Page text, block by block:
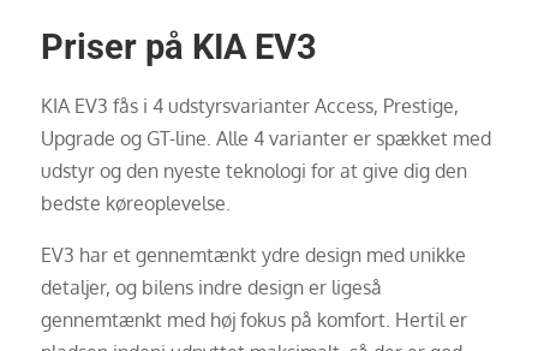
Priser på KIA EV3
KIA EV3 fås i 4 udstyrsvarianter Access, Prestige,
Upgrade og GT-line. Alle 4 varianter er spækket med
udstyr og den nyeste teknologi for at give dig den
bedste køreoplevelse.
EV3 har et gennemtænkt ydre design med unikke
detaljer, og bilens indre design er ligeså
gennemtænkt med høj fokus på komfort. Hertil er